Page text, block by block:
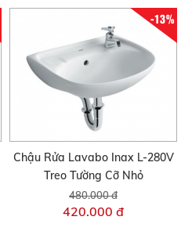
-13%
Chậu Rửa Lavabo Inax L-280V
Treo Tường Cỡ Nhỏ
480.000 đ
420.000 đ